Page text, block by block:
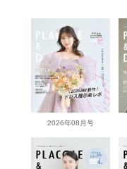
2026年08月号